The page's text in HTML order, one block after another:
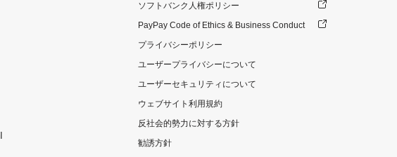
ソフトバンク人権ポリシー
PayPay Code of Ethics & Business Conduct
プライバシーポリシー
ユーザープライバシーについて
ユーザーセキュリティについて
ウェブサイト利用規約
反社会的勢力に対する方針
勧誘方針